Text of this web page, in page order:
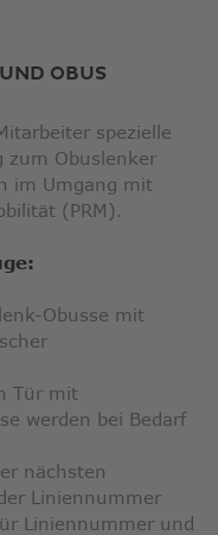
OBUS
spezielle
zum Obuslenker
im Umgang mit
(PRM).
Obusse mit
Tür mit
werden bei Bedarf
nächsten
Liniennummer
Liniennummer und